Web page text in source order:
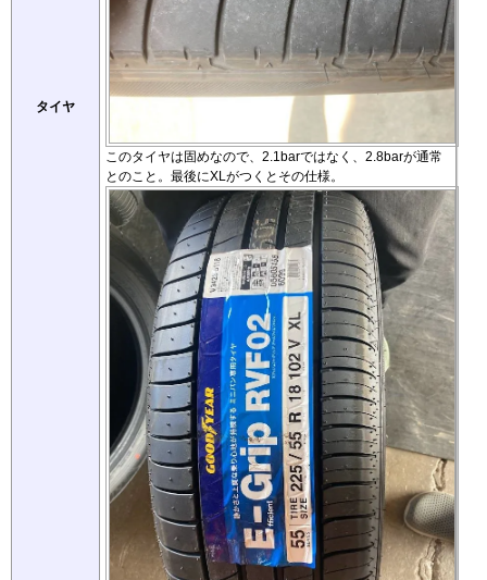
タイヤ
このタイヤは固めなので、2.1barではなく、2.8barが通常
とのこと。最後にXLがつくとその仕様。